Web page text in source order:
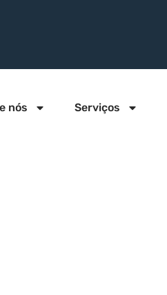
nós Serviços